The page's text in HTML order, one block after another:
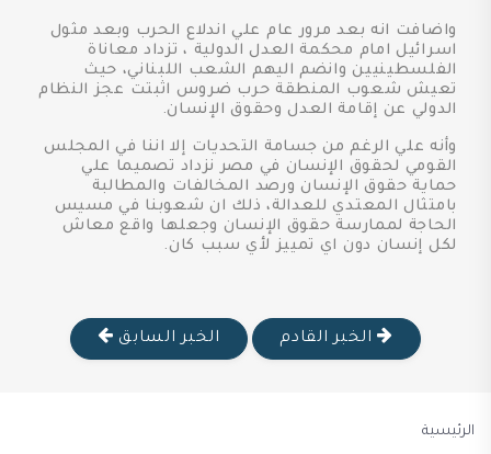
واضافت انه بعد مرور عام علي اندلاع الحرب وبعد مثول
اسرائيل امام محكمة العدل الدولية ، تزداد معاناة
الفلسطينيين وانضم اليهم الشعب اللبناني، حيث
تعيش شعوب المنطقة حرب ضروس اثبتت عجز النظام
الدولي عن إقامة العدل وحقوق الإنسان.
وأنه علي الرغم من جسامة التحديات إلا اننا في المجلس
القومي لحقوق الإنسان في مصر نزداد تصميما علي
حماية حقوق الإنسان ورصد المخالفات والمطالبة
بامتثال المعتدي للعدالة، ذلك ان شعوبنا في مسيس
الحاجة لممارسة حقوق الإنسان وجعلها واقع معاش
لكل إنسان دون اي تمييز لأي سبب كان.
الخبر القادم الخبر السابق
الرئيسية